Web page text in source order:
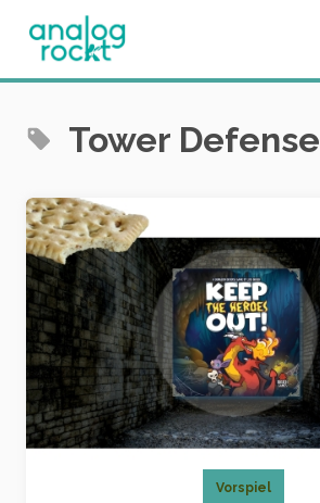
Tower Defense
Vorspiel